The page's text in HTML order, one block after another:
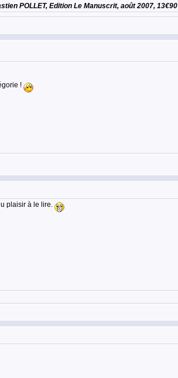
POLLET, Edition Le Manuscrit, août 2007, 13€90
!
plaisir à le lire.